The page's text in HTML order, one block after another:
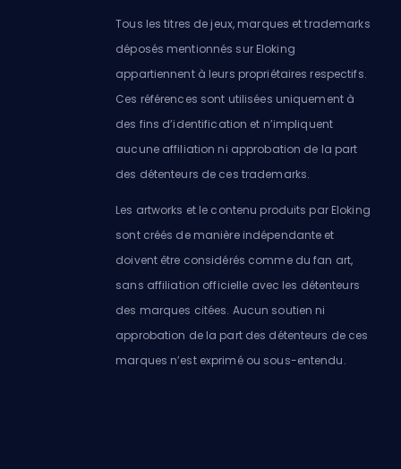
Tous les titres de jeux, marques et trademarks
déposés mentionnés sur Eloking
appartiennent à leurs propriétaires respectifs.
Ces références sont utilisées uniquement à
des fins d’identification et n’impliquent
aucune affiliation ni approbation de la part
des détenteurs de ces trademarks.
Les artworks et le contenu produits par Eloking
sont créés de manière indépendante et
doivent être considérés comme du fan art,
sans affiliation officielle avec les détenteurs
des marques citées. Aucun soutien ni
approbation de la part des détenteurs de ces
marques n’est exprimé ou sous-entendu.